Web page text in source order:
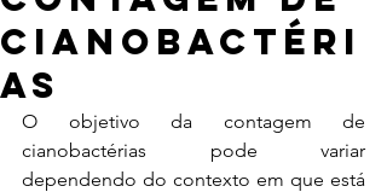
cianobactéri
as
O objetivo da contagem de
cianobactérias pode variar
dependendo do contexto em que está